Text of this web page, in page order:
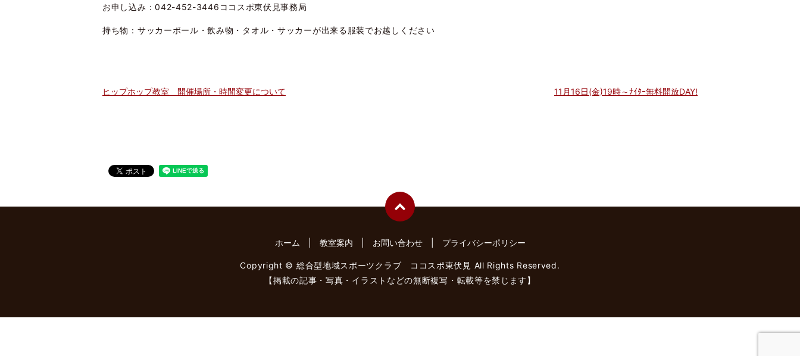
お申し込み：042-452-3446ココスポ東伏見事務局
持ち物：サッカーボール・飲み物・タオル・サッカーが出来る服装でお越しください
ヒップホップ教室 開催場所・時間変更について 11月16日(金)19時～ﾅｲﾀｰ無料開放DAY!
ホーム 教室案内 お問い合わせ プライバシーポリシー
Copyright © 総合型地域スポーツクラブ ココスポ東伏見 All Rights Reserved.
【掲載の記事・写真・イラストなどの無断複写・転載等を禁じます】